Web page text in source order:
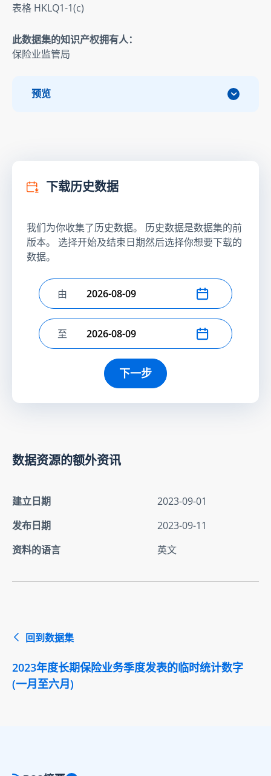
表格 HKLQ1-1(c)
此数据集的知识产权拥有人：
保险业监管局
预览
下载历史数据
我们为你收集了历史数据。 历史数据是数据集的前
版本。 选择开始及结束日期然后选择你想要下载的
数据。
选择开始日期
由
选择结束日期
至
下一步
数据资源的额外资讯
建立日期
2023-09-01
发布日期
2023-09-11
资料的语言
英文
回到数据集
2023年度长期保险业务季度发表的临时统计数字
(一月至六月)